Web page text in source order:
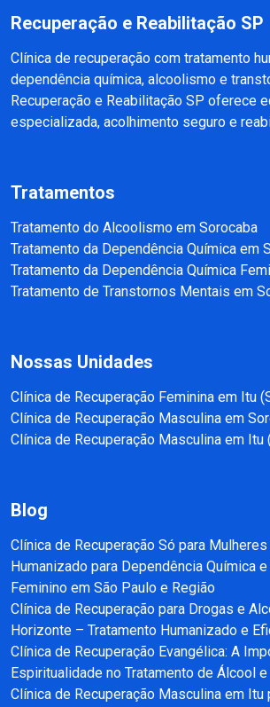
Recuperação e Reabilitação SP
Clínica de recuperação com tratamento
dependência química, alcoolismo e
Recuperação e Reabilitação SP oferece
especializada, acolhimento seguro e
Tratamentos
Tratamento do Alcoolismo em Sorocaba
Tratamento da Dependência Química em
Tratamento da Dependência Química
Tratamento de Transtornos Mentais em
Nossas Unidades
Clínica de Recuperação Feminina em Itu
Clínica de Recuperação Masculina em
Clínica de Recuperação Masculina em Itu
Blog
Clínica de Recuperação Só para
Humanizado para Dependência Química
Feminino em São Paulo e Região
Clínica de Recuperação para Drogas e
Horizonte – Tratamento Humanizado e
Clínica de Recuperação Evangélica: A
Espiritualidade no Tratamento de Álcool
Clínica de Recuperação Masculina em Itu